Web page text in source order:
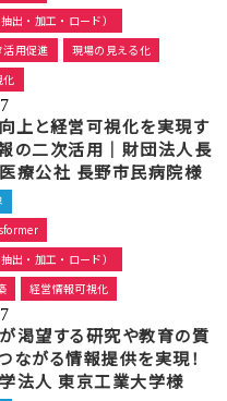
出・加工・ロード）
用促進
現場の見える化
化
上と経営可視化を実現す
の二次活用｜財団法人長
療公社 長野市民病院様
出・加工・ロード）
経営情報可視化
渇望する研究や教育の質
ながる情報提供を実現！
法人 東京工業大学様